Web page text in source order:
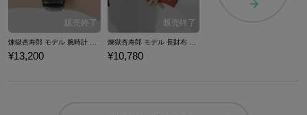
¥13,200 ¥10,780